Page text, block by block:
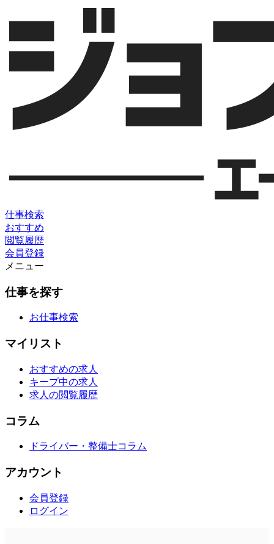
仕事検索
おすすめ
閲覧履歴
会員登録
メニュー
仕事を探す
お仕事検索
マイリスト
おすすめの求人
キープ中の求人
求人の閲覧履歴
コラム
ドライバー・整備士コラム
アカウント
会員登録
ログイン